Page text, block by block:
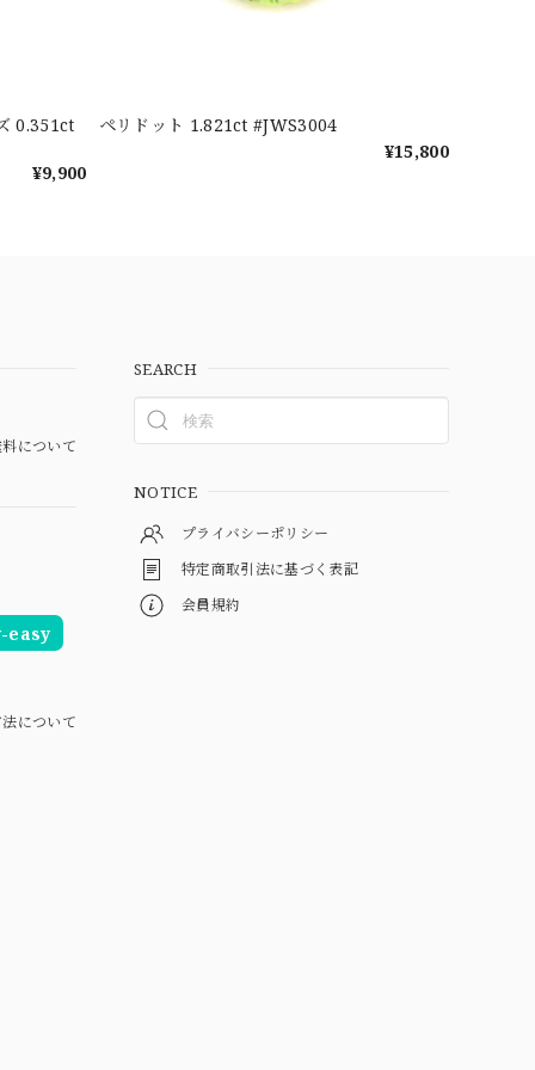
0.351ct
¥9,900
ペリドット 1.821ct #JWS3004
¥15,800
について
easy
について
SEARCH
NOTICE
プライバシーポリシー
特定商取引法に基づく表記
会員規約